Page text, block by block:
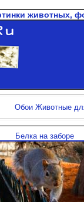
животных,
Обои Животные
Белка на заборе